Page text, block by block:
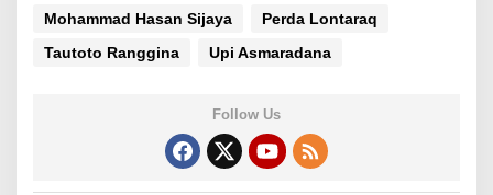
Mohammad Hasan Sijaya
Perda Lontaraq
Tautoto Ranggina
Upi Asmaradana
Follow Us